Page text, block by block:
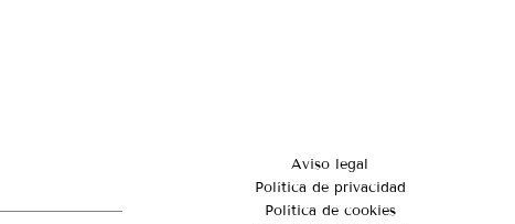
Aviso legal
Política de privacidad
Política de cookies